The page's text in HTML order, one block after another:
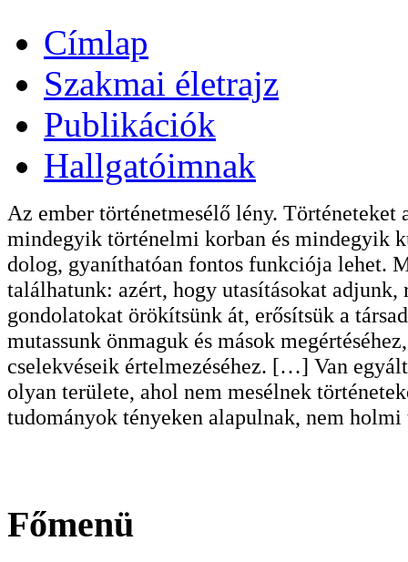
Címlap
Szakmai életrajz
Publikációk
Hallgatóimnak
Az ember történetmesélő lény.
mindegyik történelmi korban és mindegyik
dolog, gyaníthatóan fontos funkciója lehet.
találhatunk: azért, hogy utasításokat
gondolatokat örökítsünk át, erősítsük a
mutassunk önmaguk és mások
cselekvéseik értelmezéséhez. […] Van
olyan területe, ahol nem mesélnek
tudományok tényeken alapulnak, nem
Főmenü